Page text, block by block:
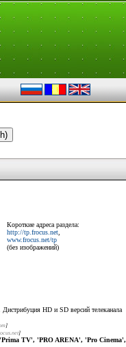
Короткие адреса раздела:
http://tp.frocus.net
www.frocus.net/tp
(без изображений)
. Дистрибуция HD и SD версий телеканала
]
]
TV', 'PRO ARENA', 'Pro Cinema',